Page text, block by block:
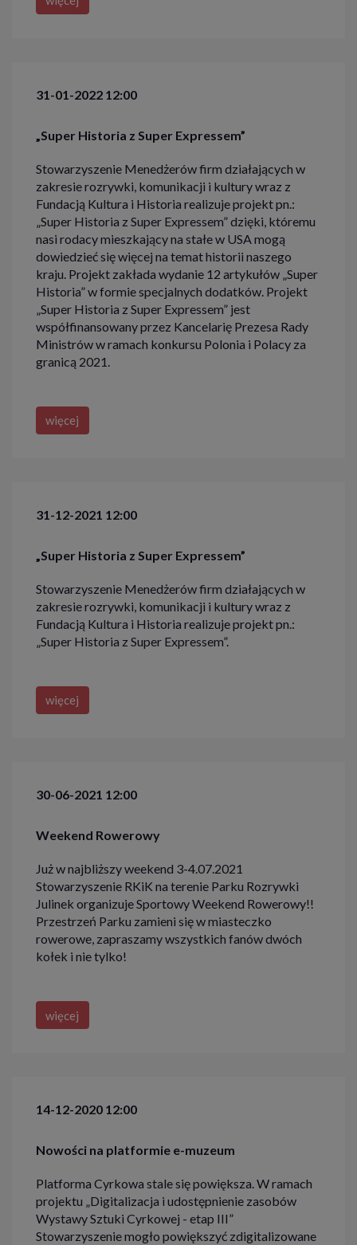
31-01-2022 12:00
„Super Historia z Super Expressem”
Stowarzyszenie Menedżerów firm działających w
zakresie rozrywki, komunikacji i kultury wraz z
Fundacją Kultura i Historia realizuje projekt pn.:
„Super Historia z Super Expressem” dzięki, któremu
nasi rodacy mieszkający na stałe w USA mogą
dowiedzieć się więcej na temat historii naszego
kraju. Projekt zakłada wydanie 12 artykułów „Super
Historia” w formie specjalnych dodatków. Projekt
„Super Historia z Super Expressem” jest
współfinansowany przez Kancelarię Prezesa Rady
Ministrów w ramach konkursu Polonia i Polacy za
granicą 2021.
więcej
31-12-2021 12:00
„Super Historia z Super Expressem”
Stowarzyszenie Menedżerów firm działających w
zakresie rozrywki, komunikacji i kultury wraz z
Fundacją Kultura i Historia realizuje projekt pn.:
„Super Historia z Super Expressem”.
więcej
30-06-2021 12:00
Weekend Rowerowy
Już w najbliższy weekend 3-4.07.2021
Stowarzyszenie RKiK na terenie Parku Rozrywki
Julinek organizuje Sportowy Weekend Rowerowy!!
Przestrzeń Parku zamieni się w miasteczko
rowerowe, zapraszamy wszystkich fanów dwóch
kołek i nie tylko!
więcej
14-12-2020 12:00
Nowości na platformie e-muzeum
Platforma Cyrkowa stale się powiększa. W ramach
projektu „Digitalizacja i udostępnienie zasobów
Wystawy Sztuki Cyrkowej - etap III”
Stowarzyszenie mogło powiększyć zdigitalizowane